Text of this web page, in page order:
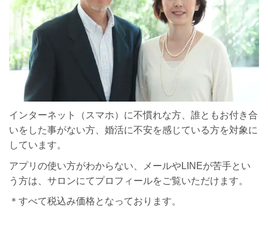
インターネット（スマホ）に不慣れな方、誰ともお付き合
いをした事がない方、婚活に不安を感じている方を対象に
しています。
アプリの使い方がわからない、メールやLINEが苦手とい
う方は、サロンにてプロフィールをご覧いただけます。
＊すべて税込み価格となっております。